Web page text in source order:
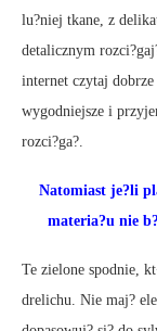
lu?niej tkane, z
detalicznym
internet czytaj
wygodniejsze i
rozci?ga?.
Natomiast je?li
materia?u nie
Te zielone spodnie,
drelichu. Nie maj?